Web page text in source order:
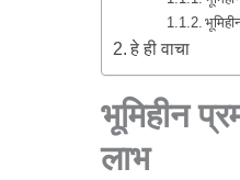
हे ही वाचा
भूमिहीन
लाभ